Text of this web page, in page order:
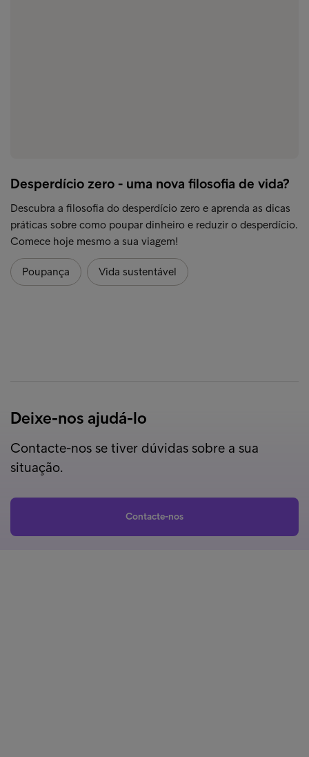
Desperdício zero - uma nova filosofia de vida?
Descubra a filosofia do desperdício zero e aprenda as dicas
práticas sobre como poupar dinheiro e reduzir o desperdício.
Comece hoje mesmo a sua viagem!
Poupança Vida sustentável
Deixe-nos ajudá-lo
Contacte-nos se tiver dúvidas sobre a sua
situação.
Contacte-nos